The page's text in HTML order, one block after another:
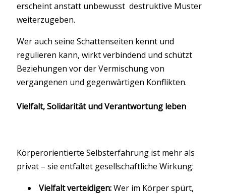
erscheint anstatt unbewusst destruktive Muster
weiterzugeben.
Wer auch seine Schattenseiten kennt und
regulieren kann, wirkt verbindend und schützt
Beziehungen vor der Vermischung von
vergangenen und gegenwärtigen Konflikten.
Vielfalt, Solidarität und Verantwortung leben
Körperorientierte Selbsterfahrung ist mehr als
privat – sie entfaltet gesellschaftliche Wirkung:
Vielfalt verteidigen:Wer im Körper spürt,